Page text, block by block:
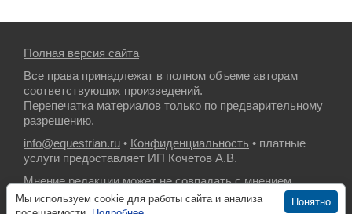
Полная версия сайта
Все права принадлежат в полном объеме авторам
соответствующих произведений.
Перепечатка материалов только по предварительному
разрешению.
info@equestrian.ru • Конфиденциальность • платные
услуги предоставляет ИП Кочетов А.В.
Мнение редакции может не совпадать с мнением
авторов.
Понятно
Мы используем cookie для работы сайта и анализа